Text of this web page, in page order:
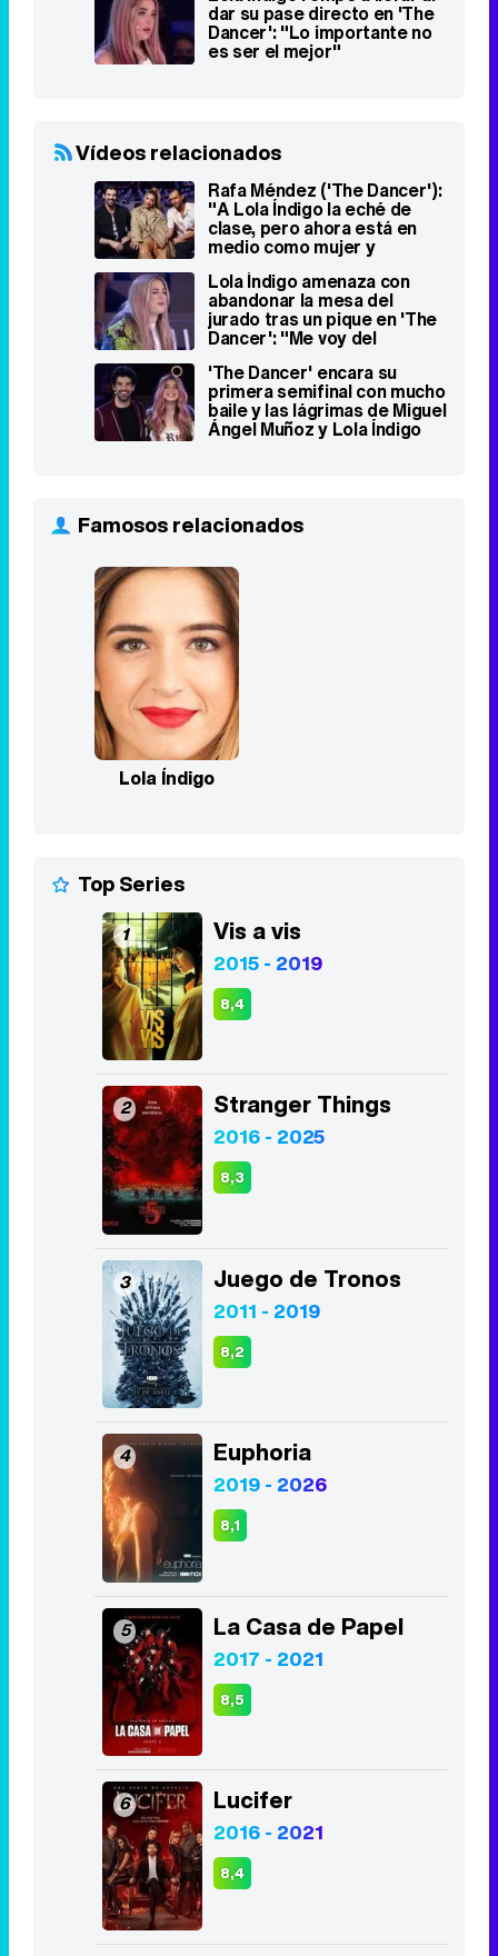
dar su pase directo en 'The
Dancer': "Lo importante no
es ser el mejor"
Vídeos relacionados
Rafa Méndez ('The Dancer'):
"A Lola Índigo la eché de
clase, pero ahora está en
medio como mujer y
Lola Índigo amenaza con
abandonar la mesa del
jurado tras un pique en 'The
Dancer': "Me voy del
programa, paso"
'The Dancer' encara su
primera semifinal con mucho
baile y las lágrimas de Miguel
Ángel Muñoz y Lola Índigo
Famosos relacionados
Lola Índigo
Top Series
1 Vis a vis
2015 - 2019
8,4
2 Stranger Things
2016 - 2025
8,3
3 Juego de Tronos
2011 - 2019
8,2
4 Euphoria
2019 - 2026
8,1
5 La Casa de Papel
2017 - 2021
8,5
6 Lucifer
2016 - 2021
8,4